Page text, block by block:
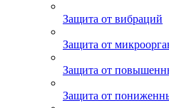
Защита от вибраций
Защита от
Защита от
Защита от